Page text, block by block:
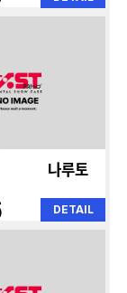
나루토
DETAIL